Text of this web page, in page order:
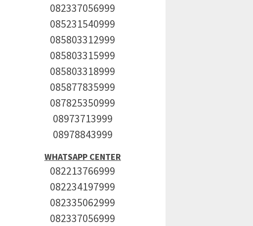
082337056999
085231540999
085803312999
085803315999
085803318999
085877835999
087825350999
08973713999
08978843999
WHATSAPP CENTER
082213766999
082234197999
082335062999
082337056999